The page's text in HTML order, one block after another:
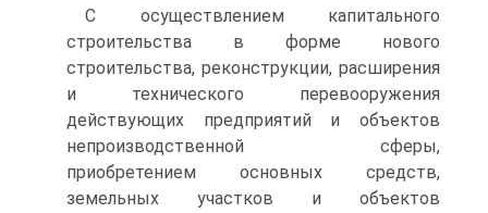
С осуществлением капитального
строительства в форме нового
строительства, реконструкции, расширения
и технического пере­вооружения
действующих предприятий и объектов
непроизводст­венной сферы,
приобретением основных средств,
земельных участ­ков и объектов